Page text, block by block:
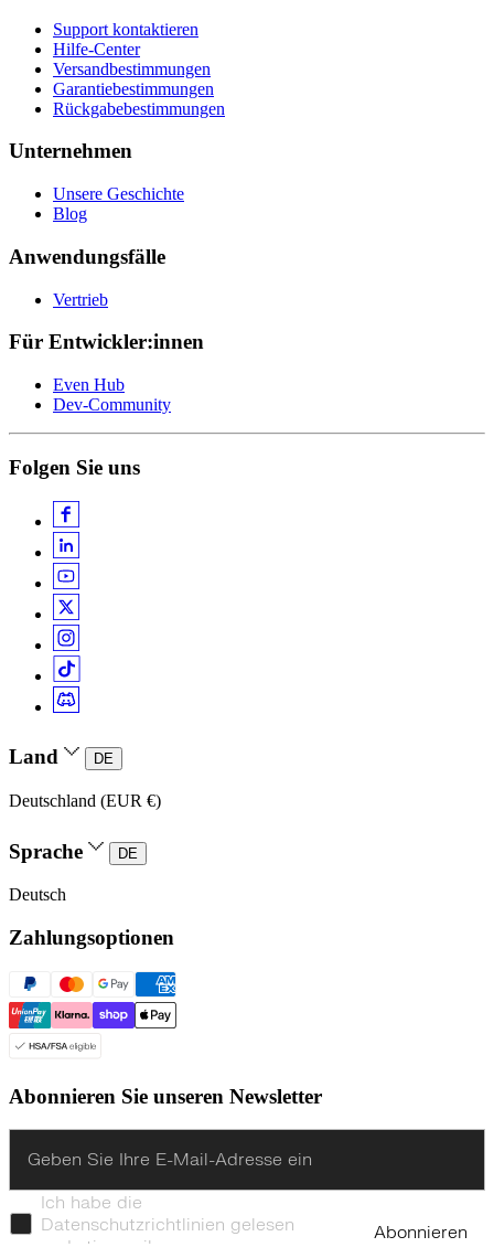
Support kontaktieren
Hilfe-Center
Versandbestimmungen
Garantiebestimmungen
Rückgabebestimmungen
Unternehmen
Unsere Geschichte
Blog
Anwendungsfälle
Vertrieb
Für Entwickler:innen
Even Hub
Dev-Community
Folgen Sie uns
Land DE
Deutschland (EUR €)
Sprache DE
Deutsch
Zahlungsoptionen
Abonnieren Sie unseren Newsletter
Ich habe die
Datenschutzrichtlinien gelesen
und stimme ihnen zu.
Abonnieren